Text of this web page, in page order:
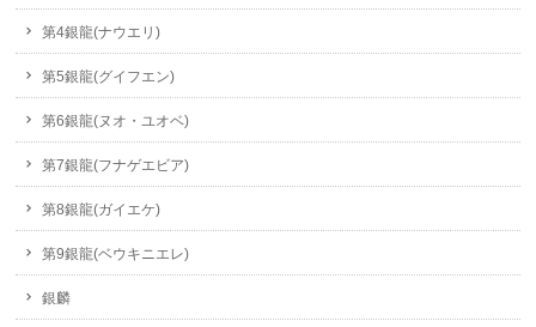
第4銀龍(ナウエリ)
第5銀龍(グイフエン)
第6銀龍(ヌオ・ユオベ)
第7銀龍(フナゲエビア)
第8銀龍(ガイエケ)
第9銀龍(ベウキニエレ)
銀麟